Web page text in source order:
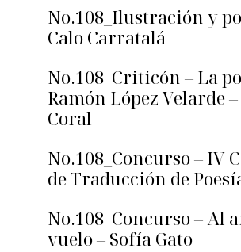
No.108_Ilustración y
Calo Carratalá
No.108_Criticón – La
Ramón López Velarde
Coral
No.108_Concurso – IV
de Traducción de
No.108_Concurso – Al
vuelo – Sofía Gato